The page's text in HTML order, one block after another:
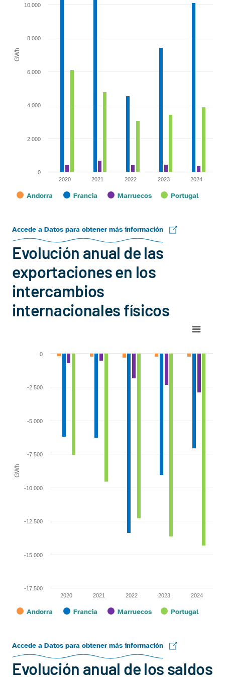
GWh
Andorra Francia Marruecos Portugal
2020 2021 2022 2023 2024
0
2.000
4.000
6.000
8.000
10.000
Accede a Datos para obtener más información
Evolución anual de las
exportaciones en los
intercambios
internacionales físicos
View as data table, Chart
The chart has 1 Y axis displaying GWh. Range: -17500 to 0.
GWh
Andorra Francia Marruecos Portugal
2020 2021 2022 2023 2024
-17.500
-15.000
-12.500
-10.000
-7.500
-5.000
-2.500
0
Accede a Datos para obtener más información
Evolución anual de los saldos